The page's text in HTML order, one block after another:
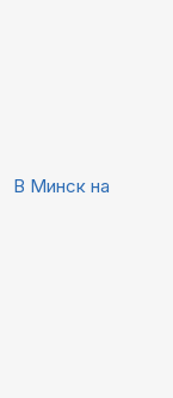
В Минск на